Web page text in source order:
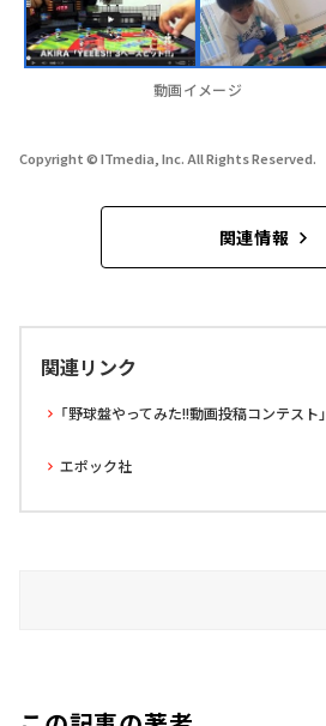
動画イメージ
Copyright © ITmedia, Inc. All Rights Reserved.
関連情報
関連リンク
「野球盤やってみた!!動画投稿コンテスト」
エポック社